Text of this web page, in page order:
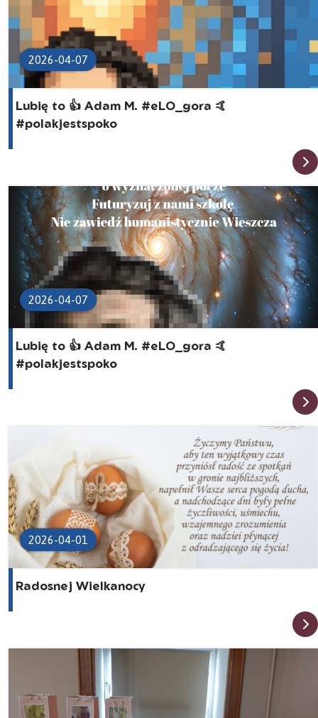
2026-04-07
Lubię to 👍 Adam M. #eLO_gora 🤙
#polakjestspoko
2026-04-07
Lubię to 👍 Adam M. #eLO_gora 🤙
#polakjestspoko
2026-04-01
Radosnej Wielkanocy